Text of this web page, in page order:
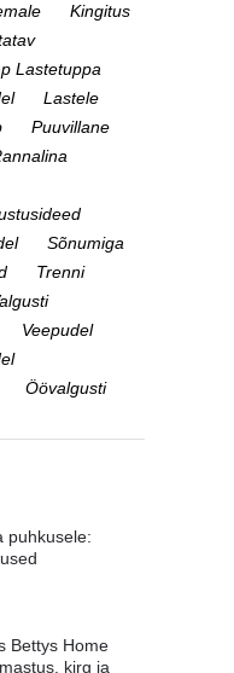
Kingitus
Lastetuppa
Lastele
Puuvillane
Sõnumiga
Trenni
Veepudel
Öövalgusti
puhkusele:
Bettys Home
kirg ja